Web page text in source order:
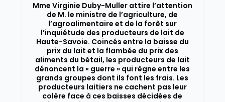
Mme Virginie Duby-Muller attire l’attention
de M. le ministre de l’agriculture, de
l’agroalimentaire et de la forêt sur
l’inquiétude des producteurs de lait de
Haute-Savoie. Coincés entre la baisse du
prix du lait et la flambée du prix des
aliments du bétail, les producteurs de lait
dénoncent la « guerre » qui règne entre les
grands groupes dont ils font les frais. Les
producteurs laitiers ne cachent pas leur
colère face à ces baisses décidées de